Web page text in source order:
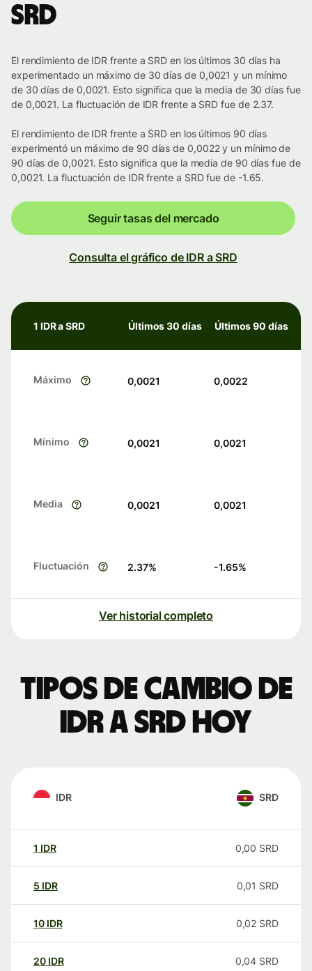
SRD
El rendimiento de IDR frente a SRD en los últimos 30 días ha
experimentado un máximo de 30 días de 0,0021 y un mínimo
de 30 días de 0,0021. Esto significa que la media de 30 días fue
de 0,0021. La fluctuación de IDR frente a SRD fue de 2.37.
El rendimiento de IDR frente a SRD en los últimos 90 días
experimentó un máximo de 90 días de 0,0022 y un mínimo de
90 días de 0,0021. Esto significa que la media de 90 días fue de
0,0021. La fluctuación de IDR frente a SRD fue de -1.65.
Seguir tasas del mercado
Consulta el gráfico de IDR a SRD
1 IDR a SRD Últimos 30 días Últimos 90 días
Máximo 0,0021 0,0022
Mínimo 0,0021 0,0021
Media 0,0021 0,0021
Fluctuación 2.37% -1.65%
Ver historial completo
Tipos de cambio de
IDR a SRD hoy
IDR SRD
1 IDR 0,00 SRD
5 IDR 0,01 SRD
10 IDR 0,02 SRD
20 IDR 0,04 SRD